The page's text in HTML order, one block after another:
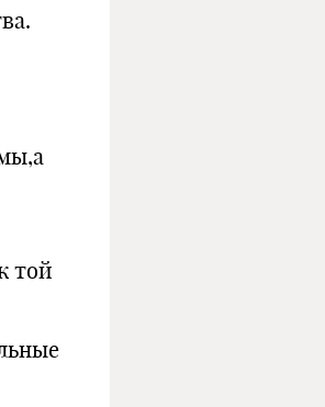
той